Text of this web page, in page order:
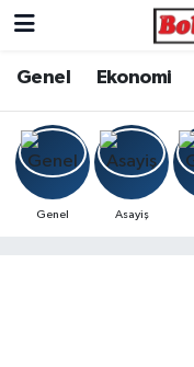
Genel Ekonomi
Genel Asayiş